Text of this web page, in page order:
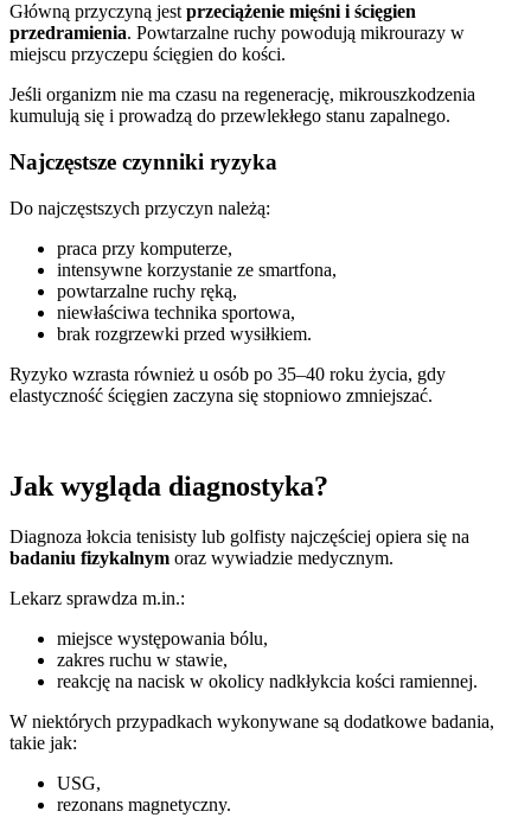
Główną przyczyną jestprzeciążenie mięśni i ścięgien
przedramienia. Powtarzalne ruchy powodują mikrourazy w
miejscu przyczepu ścięgien do kości.
Jeśli organizm nie ma czasu na regenerację, mikrouszkodzenia
kumulują się i prowadzą do przewlekłego stanu zapalnego.
Najczęstsze czynniki ryzyka
Do najczęstszych przyczyn należą:
praca przy komputerze,
intensywne korzystanie ze smartfona,
powtarzalne ruchy ręką,
niewłaściwa technika sportowa,
brak rozgrzewki przed wysiłkiem.
Ryzyko wzrasta również u osób po 35–40 roku życia, gdy
elastyczność ścięgien zaczyna się stopniowo zmniejszać.
Jak wygląda diagnostyka?
Diagnoza łokcia tenisisty lub golfisty najczęściej opiera się na
badaniu fizykalnym oraz wywiadzie medycznym.
Lekarz sprawdza m.in.:
miejsce występowania bólu,
zakres ruchu w stawie,
reakcję na nacisk w okolicy nadkłykcia kości ramiennej.
W niektórych przypadkach wykonywane są dodatkowe badania,
takie jak:
USG,
rezonans magnetyczny.